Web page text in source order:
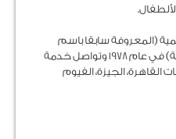
(المعروفة سابقا باسم
جمعية الرعاية المتكاملة المتكاملة) في عام 1978 وتواصل خدمة
سنويا في 4 محافظات القاهرة، الجيزة، الفيوم